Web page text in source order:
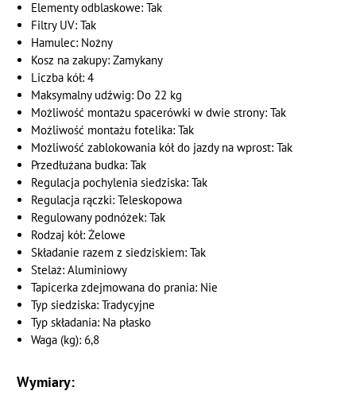
Elementy odblaskowe: Tak
Filtry UV: Tak
Hamulec: Nożny
Kosz na zakupy: Zamykany
Liczba kół: 4
Maksymalny udźwig: Do 22 kg
Możliwość montażu spacerówki w dwie strony: Tak
Możliwość montażu fotelika: Tak
Możliwość zablokowania kół do jazdy na wprost: Tak
Przedłużana budka: Tak
Regulacja pochylenia siedziska: Tak
Regulacja rączki: Teleskopowa
Regulowany podnóżek: Tak
Rodzaj kół: Żelowe
Składanie razem z siedziskiem: Tak
Stelaż: Aluminiowy
Tapicerka zdejmowana do prania: Nie
Typ siedziska: Tradycyjne
Typ składania: Na płasko
Waga (kg): 6,8
Wymiary: